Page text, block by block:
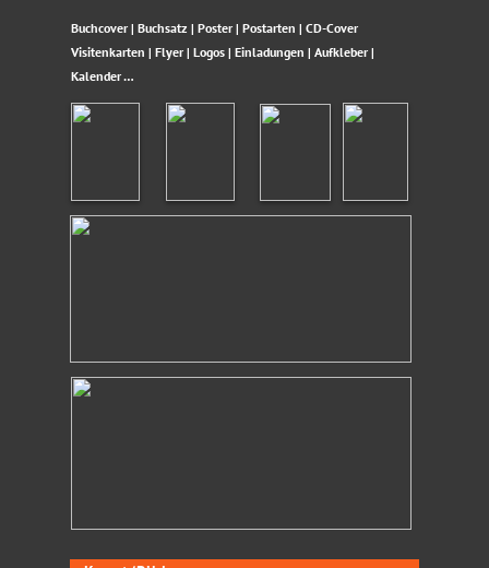
Buchcover | Buchsatz | Poster | Postarten | CD-Cover
Visitenkarten | Flyer | Logos | Einladungen | Aufkleber |
Kalender …